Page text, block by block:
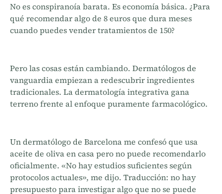
No es conspiranoía barata. Es economía básica. ¿Para
qué recomendar algo de 8 euros que dura meses
cuando puedes vender tratamientos de 150?
Pero las cosas están cambiando. Dermatólogos de
vanguardia empiezan a redescubrir ingredientes
tradicionales. La dermatología integrativa gana
terreno frente al enfoque puramente farmacológico.
Un dermatólogo de Barcelona me confesó que usa
aceite de oliva en casa pero no puede recomendarlo
oficialmente. «No hay estudios suficientes según
protocolos actuales», me dijo. Traducción: no hay
presupuesto para investigar algo que no se puede